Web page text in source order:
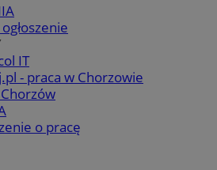
IT
- praca w Chorzowie
o pracę